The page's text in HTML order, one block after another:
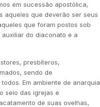
em sucessão apostólica,
aqueles que deverão ser seus
que foram postos sob
do diaconato e a
presbíteros,
sendo de
Em ambiente de anarquia
seio das igrejas e
de suas ovelhas,